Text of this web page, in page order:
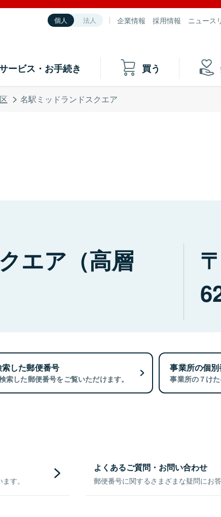
個人 法人 企業情報 採用情報 ニュース
ービス・お手続き 買う
名駅ミッドランドスクエア
エア（高層
した郵便番号
索した郵便番号をご覧いただけます。
事業所の個
事業所の７け
す。
よくあるご質問・お問い合わせ
郵便番号に関するさまざまな疑問にお答